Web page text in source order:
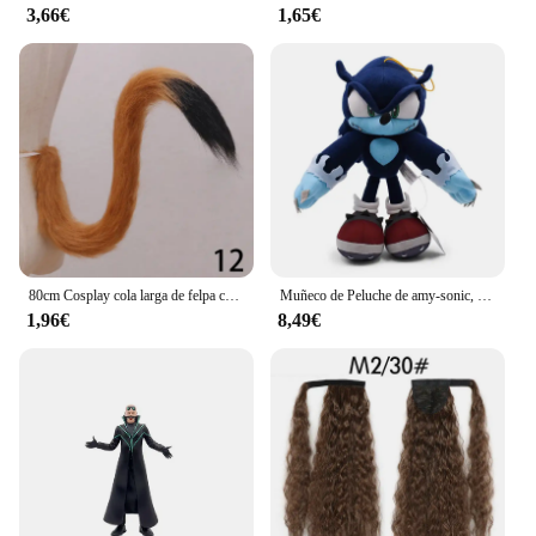
3,66€ 1,65€
80cm Cosplay cola larga de felpa cola de gatito espectáculo Anime orejas de gato mucama lindo accesorios de Anime accesorios de disfraz de fiesta de Halloween 1 pieza
1,96€
Muñeco de Peluche de amy-sonic, muñeco de felpa suave, amy-sonic, nudillos rosas, colas, sombra, erizo, 30cm
8,49€